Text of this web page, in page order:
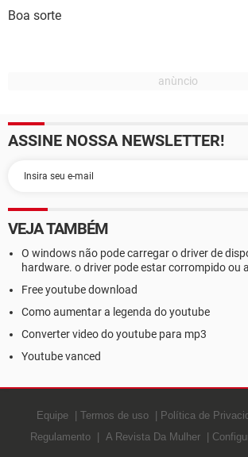
Boa sorte
ASSINE NOSSA NEWSLETTER!
VEJA TAMBÉM
O windows não pode carregar o driver de
hardware. o driver pode estar corrompido ou
Free youtube download
Como aumentar a legenda do youtube
Converter video do youtube para mp3
Youtube vanced
Equipe Termos de uso Política de
Regulamento
A Revista Da Mulher